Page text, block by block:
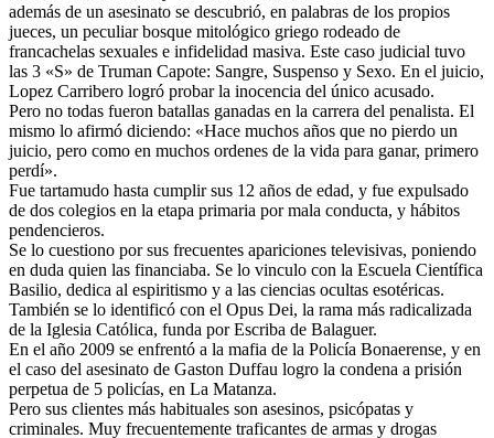
además de un asesinato se descubrió, en palabras de los propios
jueces, un peculiar bosque mitológico griego rodeado de
francachelas sexuales e infidelidad masiva. Este caso judicial tuvo
las 3 «S» de Truman Capote: Sangre, Suspenso y Sexo. En el juicio,
Lopez Carribero logró probar la inocencia del único acusado.
Pero no todas fueron batallas ganadas en la carrera del penalista. El
mismo lo afirmó diciendo: «Hace muchos años que no pierdo un
juicio, pero como en muchos ordenes de la vida para ganar, primero
perdí».
Fue tartamudo hasta cumplir sus 12 años de edad, y fue expulsado
de dos colegios en la etapa primaria por mala conducta, y hábitos
pendencieros.
Se lo cuestiono por sus frecuentes apariciones televisivas, poniendo
en duda quien las financiaba. Se lo vinculo con la Escuela Científica
Basilio, dedica al espiritismo y a las ciencias ocultas esotéricas.
También se lo identificó con el Opus Dei, la rama más radicalizada
de la Iglesia Católica, funda por Escriba de Balaguer.
En el año 2009 se enfrentó a la mafia de la Policía Bonaerense, y en
el caso del asesinato de Gaston Duffau logro la condena a prisión
perpetua de 5 policías, en La Matanza.
Pero sus clientes más habituales son asesinos, psicópatas y
criminales. Muy frecuentemente traficantes de armas y drogas